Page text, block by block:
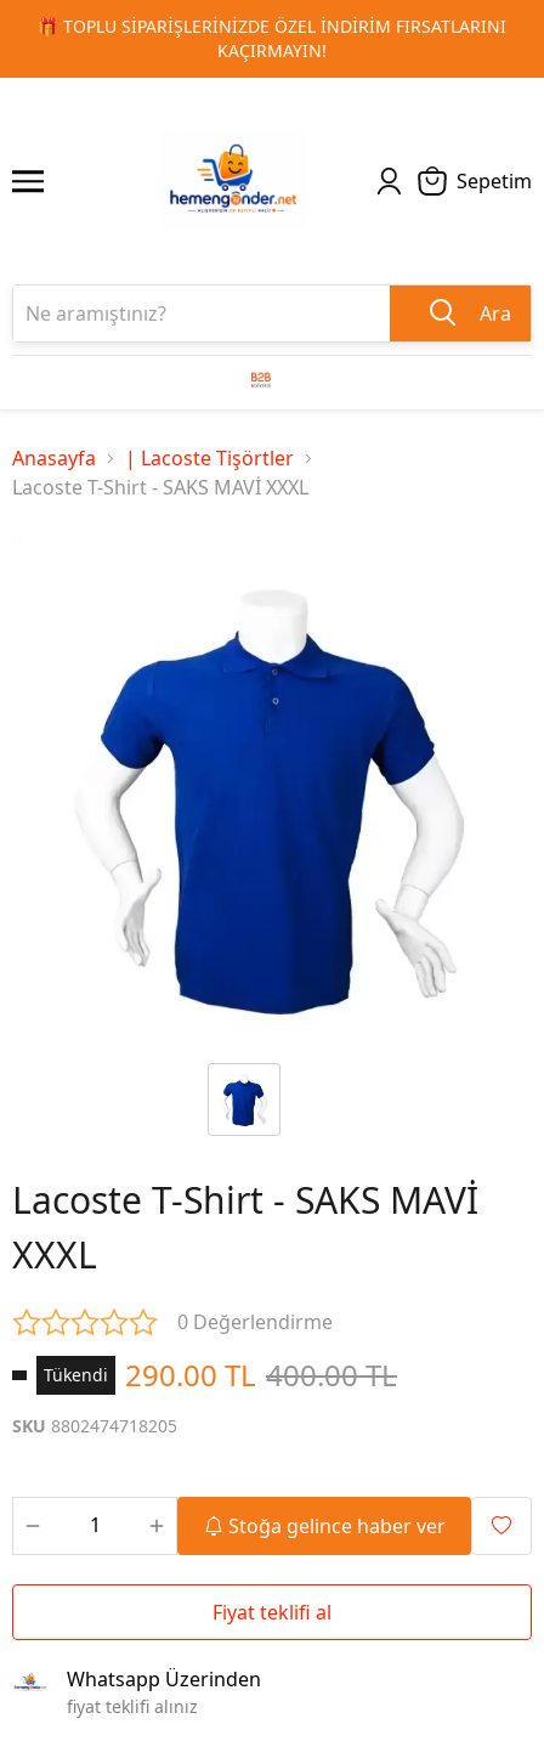
🚀 KURUMSAL PROMOSYON VE MATBAA
TESLIMAT!
1 2
Sepetim
Ara
Anasayfa
| Lacoste Tişörtler
Lacoste T-Shirt - SAKS MAVİ XXXL
Lacoste T-Shirt - SAKS MAVİ
XXXL
0 Değerlendirme
Tükendi 290.00 TL 400.00 TL
SKU 8802474718205
Stoğa gelince haber ver
Fiyat teklifi al
Whatsapp Üzerinden
fiyat teklifi alınız